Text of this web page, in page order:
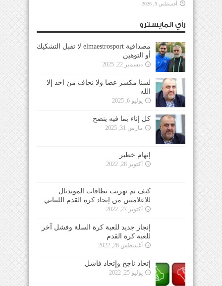
أغسطس 9, 2026
رأي المايسترو
مصداقية elmaestrosport لا تقبل التشكيك
أو التوهين
ديسمبر 22, 2025
لسنا مكسر عصا ولا نخاف من احد إلا
الله
يوليو 6, 2025
كل إناء بما فيه ينضح
مارس 31, 2025
إتهام خطير
أكتوبر 28, 2022
كيف تم تهريب بطاقات المونديال
للإعلاميين من إتحاد كرة القدم اللبناني
أكتوبر 27, 2022
إنجاز جديد للعبة كرة السلة وفشل آخر
للعبة كرة القدم
أغسطس 26, 2022
إتحاد ناجح وإتحاد فاشل
يوليو 25, 2022